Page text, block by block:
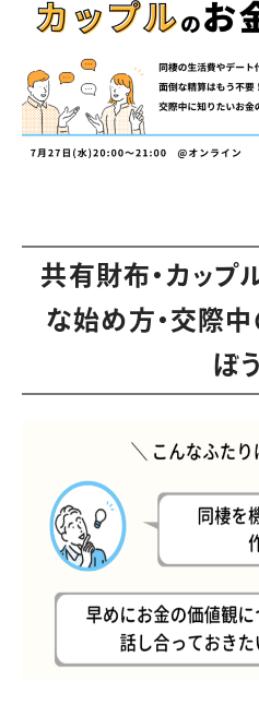
共有財布・カップ
な始め方・交際
ぼう